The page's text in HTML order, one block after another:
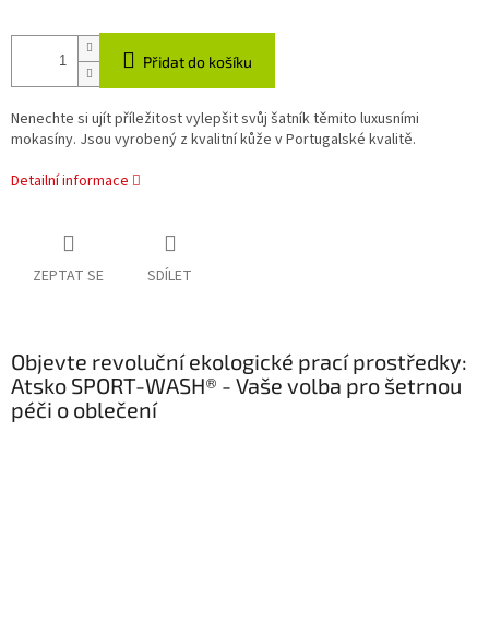
Přidat do košíku
Nenechte si ujít příležitost vylepšit svůj šatník těmito luxusními
mokasíny. Jsou vyrobený z kvalitní kůže v Portugalské kvalitě.
Detailní informace
ZEPTAT SE SDÍLET
Objevte revoluční ekologické prací prostředky:
Atsko SPORT-WASH® - Vaše volba pro šetrnou
péči o oblečení